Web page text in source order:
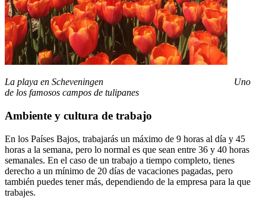
La playa en Scheveningen Uno
de los famosos campos de tulipanes
Ambiente y cultura de trabajo
En los Países Bajos, trabajarás un máximo de 9 horas al día y 45
horas a la semana, pero lo normal es que sean entre 36 y 40 horas
semanales. En el caso de un trabajo a tiempo completo, tienes
derecho a un mínimo de 20 días de vacaciones pagadas, pero
también puedes tener más, dependiendo de la empresa para la que
trabajes.